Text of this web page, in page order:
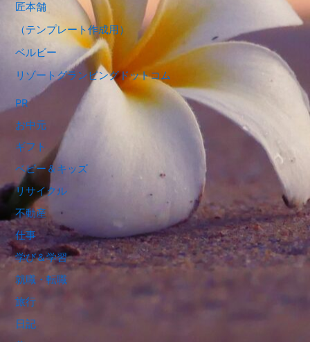
匠本舗
（テンプレート作成用）
ベルビー
リゾートグランピングドットコム
PR
お中元
ギフト
ベビー＆キッズ
リサイクル
不動産
仕事
学び＆学習
就職・転職
旅行
日記